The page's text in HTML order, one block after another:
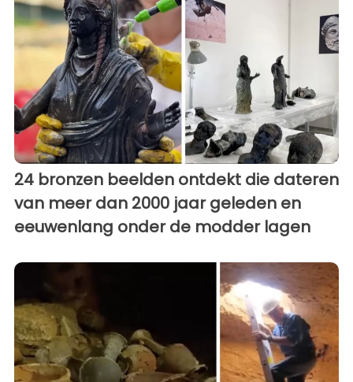
24 bronzen beelden ontdekt die dateren
van meer dan 2000 jaar geleden en
eeuwenlang onder de modder lagen